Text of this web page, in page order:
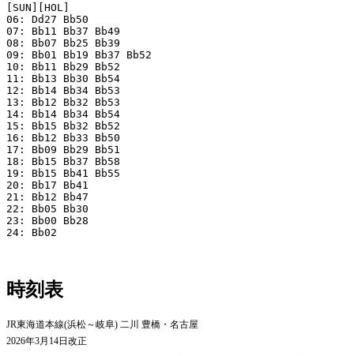
[SUN][HOL]
06: Dd27 Bb50
07: Bb11 Bb37 Bb49
08: Bb07 Bb25 Bb39
09: Bb01 Bb19 Bb37 Bb52
10: Bb11 Bb29 Bb52
11: Bb13 Bb30 Bb54
12: Bb14 Bb34 Bb53
13: Bb12 Bb32 Bb53
14: Bb14 Bb34 Bb54
15: Bb15 Bb32 Bb52
16: Bb12 Bb33 Bb50
17: Bb09 Bb29 Bb51
18: Bb15 Bb37 Bb58
19: Bb15 Bb41 Bb55
20: Bb17 Bb41
21: Bb12 Bb47
22: Bb05 Bb30
23: Bb00 Bb28
24: Bb02
時刻表
JR東海道本線(浜松～岐阜) 二川 豊橋・名古屋
2026年3月14日改正